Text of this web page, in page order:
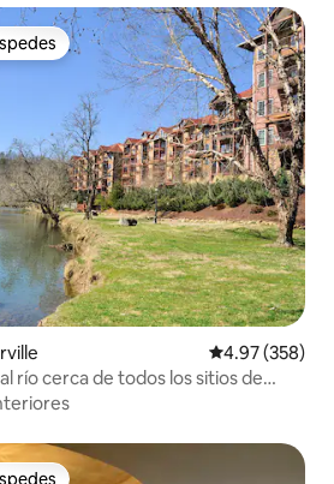
entre huéspedes
Calificación
4.97 (358)
río cerca de todos los sitios de